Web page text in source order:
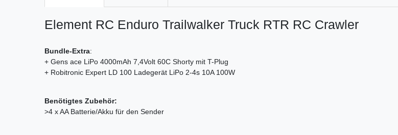
Element RC Enduro Trailwalker Truck RTR RC Crawler
Bundle-Extra:
+ Gens ace LiPo 4000mAh 7,4Volt 60C Shorty mit T-Plug
+ Robitronic Expert LD 100 Ladegerät LiPo 2-4s 10A 100W
Benötigtes Zubehör:
>4 x AA Batterie/Akku für den Sender